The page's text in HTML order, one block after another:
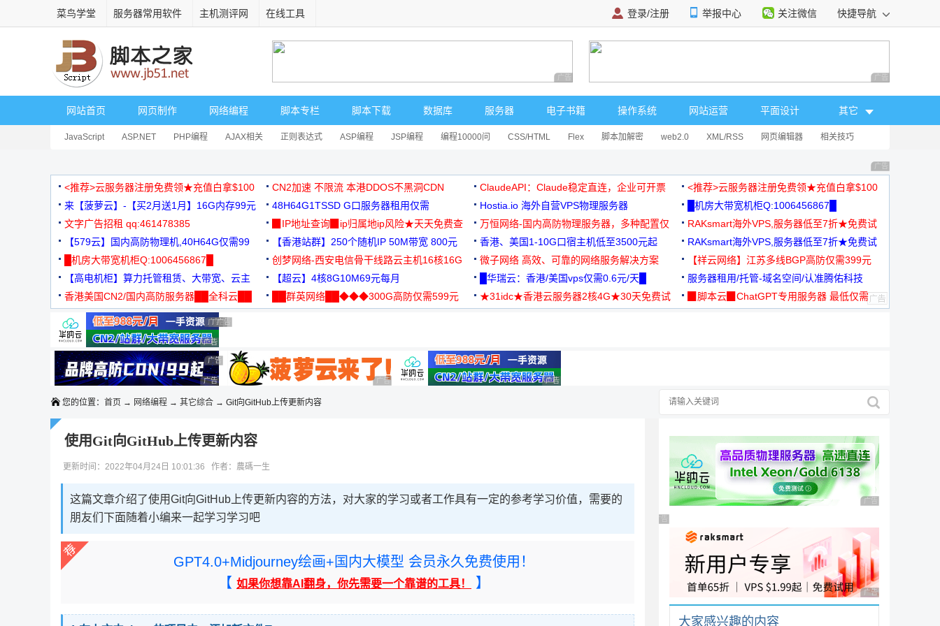
菜鸟学堂 服务器常用软件 主机测评网 在线工具 登录/注册 举报中心 关注微信 快捷导航
广告 商业广告，理性选择 广告 商业广告，理
网站首页 网页制作 网络编程 脚本专栏 脚本下载 数据库 服务器 电子书籍 操作系统 网站运营 平面设计 其它
JavaScript ASP.NET PHP编程 AJAX相关 正则表达式 ASP编程 JSP编程 编程10000问 CSS/HTML Flex 脚本加解密 web2.0 XML/RSS 网页编辑器 相关技巧
广告 商业广告，理
<推荐>云服务器注册免费领★充值白拿$100 CN2加速 不限流 本港DDOS不黑洞CDN ClaudeAPI：Claude稳定直连，企业可开票
<推荐>云服务器注册免费领★充值白拿$100
来【菠萝云】-【买2月送1月】16G内存99元
48H64G1TSSD G口服务器租用仅需
3000+可免费测试
Hostia.io 海外自营VPS物理服务器
█机房大带宽机柜Q:1006456867█
文字广告招租 qq:461478385
▉IP地址查询▉ip归属地ip风险★天天免费查
万恒网络-国内高防物理服务器，多种配置仅
99元/月起
RAKsmart海外VPS,服务器低至7折★免费试
用★
【579云】国内高防物理机,40H64G仅需99
元
【香港站群】250个随机IP 50M带宽 800元 香港、美国1-10G口宿主机低至3500元起
RAKsmart海外VPS,服务器低至7折★免费试
用★
█机房大带宽机柜Q:1006456867█
创梦网络-西安电信骨干线路云主机16核16G
88元/月
微子网络 高效、可靠的网络服务解决方案
【祥云网络】江苏多线BGP高防仅需399元
【高电机柜】算力托管租赁、大带宽、云主
机
【超云】4核8G10M69元每月 █华瑞云：香港/美国vps仅需0.6元/天█
服务器租用/托管-域名空间/认准腾佑科技
香港美国CN2/国内高防服务器██全科云██
██群英网络██◆◆◆300G高防仅需599元
★31idc★香港云服务器2核4G★30天免费试
▉脚本云▉ChatGPT专用服务器 最低仅需
广告 商业广告，理性选择
广告 商业广告，理性选择
广告 商业广告，理性选择
广告 商业广告，理性选择
广告 商业广告，理性选择
广告 商业广告，理性选择
广告 商业广告，理性选择
广告 商业广告，理性选择
广告 商业广告，理性选择 广告 商业广告，理性选择
您的位置： 首页 → 网络编程 → 其它综合 → Git向GitHub上传更新内容
使用Git向GitHub上传更新内容
更新时间：2022年04月24日 10:01:36 作者：農碼一生
这篇文章介绍了使用Git向GitHub上传更新内容的方法，对大家的学习或者工作具有一定的参考学习价值，需要的
朋友们下面随着小编来一起学习学习吧
GPT4.0+Midjourney绘画+国内大模型 会员永久免费使用！
【 如果你想靠AI翻身，你先需要一个靠谱的工具！ 】
广告 商业广告，理性
广告 商业广告，理性选择
广告 商业广告，理性
大家感兴趣的内容